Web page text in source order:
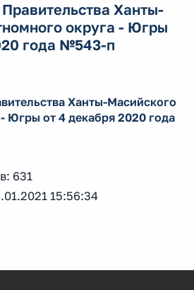
Ханты-
округа - Югры
года №543-п
Ханты-Масийского
Югры от 4 декабря 2020 года
631
15:56:34